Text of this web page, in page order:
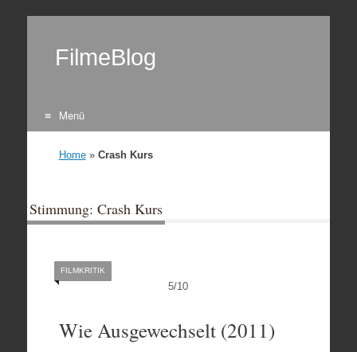
FilmeBlog
Menü
Home» Crash Kurs
Stimmung: Crash Kurs
5/10
FILMKRITIK
Wie Ausgewechselt (2011)